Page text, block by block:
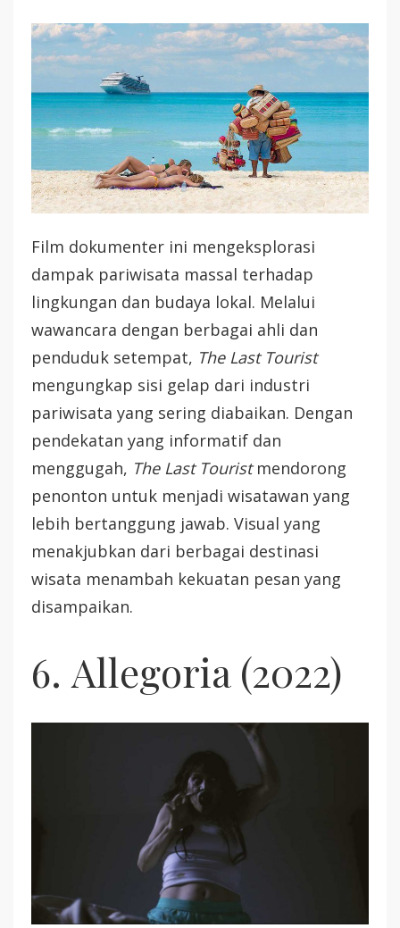
Film dokumenter ini mengeksplorasi
dampak pariwisata massal terhadap
lingkungan dan budaya lokal. Melalui
wawancara dengan berbagai ahli dan
penduduk setempat, The Last Tourist
mengungkap sisi gelap dari industri
pariwisata yang sering diabaikan. Dengan
pendekatan yang informatif dan
menggugah, The Last Touristmendorong
penonton untuk menjadi wisatawan yang
lebih bertanggung jawab. Visual yang
menakjubkan dari berbagai destinasi
wisata menambah kekuatan pesan yang
disampaikan.
6. Allegoria (2022)